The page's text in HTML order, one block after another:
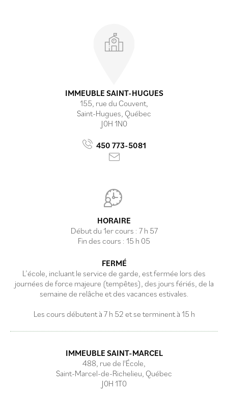
Établissements
IMMEUBLE SAINT-HUGUES
155, rue du Couvent,
Saint-Hugues, Québec
J0H 1N0
450 773-5081
HORAIRE
Début du 1er cours : 7 h 57
Fin des cours : 15 h 05
FERMÉ
L’école, incluant le service de garde, est fermée lors des
journées de force majeure (tempêtes), des jours fériés, de la
semaine de relâche et des vacances estivales.
Les cours débutent à 7 h 52 et se terminent à 15 h
IMMEUBLE SAINT-MARCEL
488, rue de l'École,
Saint-Marcel-de-Richelieu, Québec
J0H 1T0